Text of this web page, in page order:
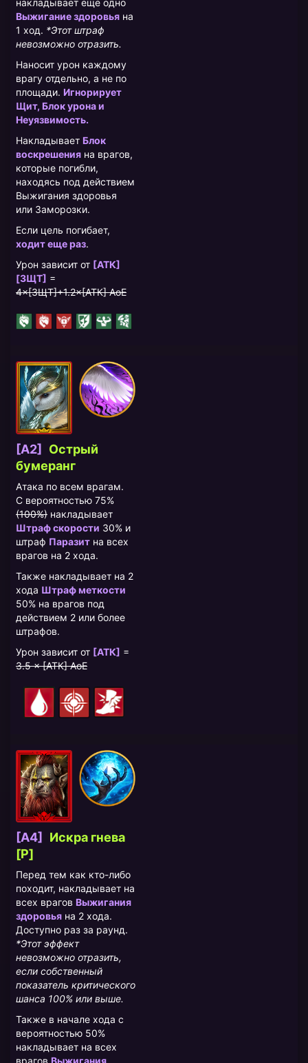
Выжигание здоровья на
1 ход. *Этот штраф
невозможно отразить.
Наносит урон каждому
врагу отдельно, а не по
площади. Игнорирует
Щит, Блок урона и
Неуязвимость.
Накладывает Блок
воскрешения на врагов,
которые погибли,
находясь под действием
Выжигания здоровья
или Заморозки.
Если цель погибает,
ходит еще раз.
Урон зависит от [АТК]
[ЗЩТ] =
4×[ЗЩТ]+1.2×[АТК] AoE
[A2]
Острый
бумеранг
Атака по всем врагам.
С вероятностью 75%
(100%) накладывает
Штраф скорости 30% и
штраф Паразит на всех
врагов на 2 хода.
Также накладывает на 2
хода Штраф меткости
50% на врагов под
действием 2 или более
штрафов.
Урон зависит от [АТК] =
3.5 × [АТК] AoE
[A4]
Искра гнева
[P]
Перед тем как кто-либо
походит, накладывает на
всех врагов Выжигания
здоровья на 2 хода.
Доступно раз за раунд.
*Этот эффект
невозможно отразить,
если собственный
показатель критического
шанса 100% или выше.
Также в начале хода с
вероятностью 50%
накладывает на всех